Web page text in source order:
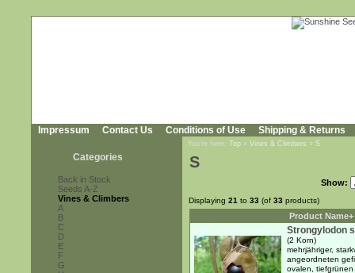
Impressum Contact Us Conditions of Use Shipping & Returns
Categories
Back in Stock
Seeds A-Z
Vines & Climbers
A
B
C
D
E
F
G
You're here: Top » Vines & Climbers » S
S
Show:
Displaying 21 to 33 (of 33 products)
Product Name+
Strongylodon
(2 Korn)
mehrjähriger,
angeordneten
ovalen,